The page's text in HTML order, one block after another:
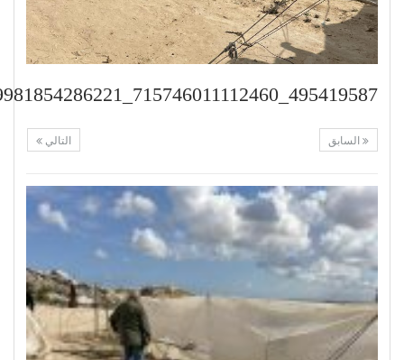
495419587_715746011112460_2246529981854286221_n
التالي السابق